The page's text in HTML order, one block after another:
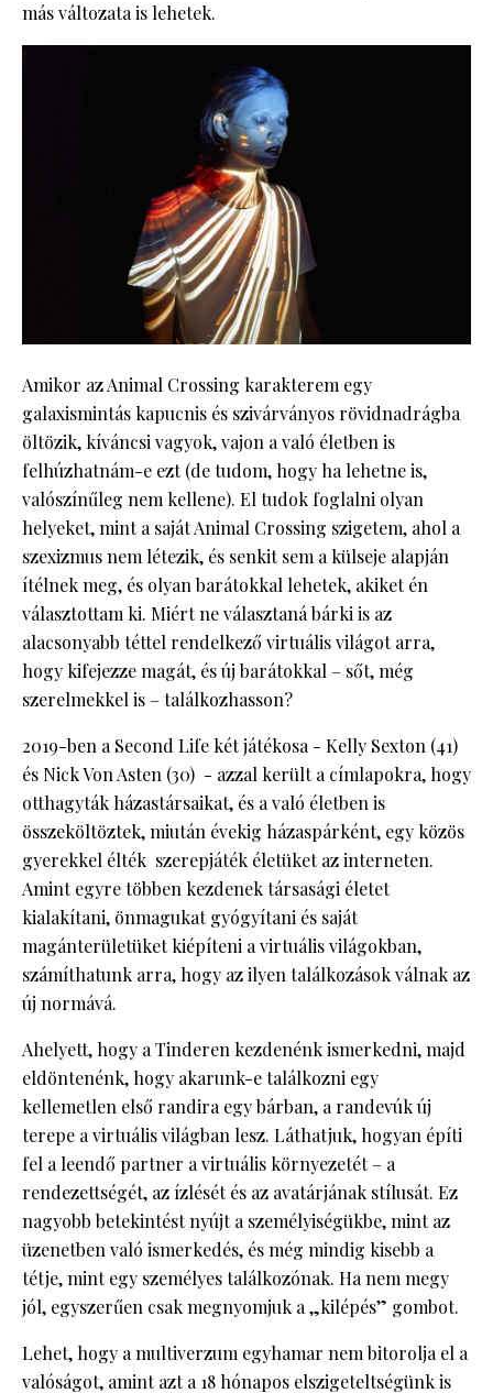
más változata is lehetek.
Amikor az Animal Crossing karakterem egy
galaxismintás kapucnis és szivárványos rövidnadrágba
öltözik, kíváncsi vagyok, vajon a való életben is
felhúzhatnám-e ezt (de tudom, hogy ha lehetne is,
valószínűleg nem kellene). El tudok foglalni olyan
helyeket, mint a saját Animal Crossing szigetem, ahol a
szexizmus nem létezik, és senkit sem a külseje alapján
ítélnek meg, és olyan barátokkal lehetek, akiket én
választottam ki. Miért ne választaná bárki is az
alacsonyabb téttel rendelkező virtuális világot arra,
hogy kifejezze magát, és új barátokkal – sőt, még
szerelmekkel is – találkozhasson?
2019-ben a Second Life két játékosa - Kelly Sexton (41)
és Nick Von Asten (30) - azzal került a címlapokra, hogy
otthagyták házastársaikat, és a való életben is
összeköltöztek, miután évekig házaspárként, egy közös
gyerekkel élték szerepjáték életüket az interneten.
Amint egyre többen kezdenek társasági életet
kialakítani, önmagukat gyógyítani és saját
magánterületüket kiépíteni a virtuális világokban,
számíthatunk arra, hogy az ilyen találkozások válnak az
új normává.
Ahelyett, hogy a Tinderen kezdenénk ismerkedni, majd
eldöntenénk, hogy akarunk-e találkozni egy
kellemetlen első randira egy bárban, a randevúk új
terepe a virtuális világban lesz. Láthatjuk, hogyan építi
fel a leendő partner a virtuális környezetét – a
rendezettségét, az ízlését és az avatárjának stílusát. Ez
nagyobb betekintést nyújt a személyiségükbe, mint az
üzenetben való ismerkedés, és még mindig kisebb a
tétje, mint egy személyes találkozónak. Ha nem megy
jól, egyszerűen csak megnyomjuk a „kilépés” gombot.
Lehet, hogy a multiverzum egyhamar nem bitorolja el a
valóságot, amint azt a 18 hónapos elszigeteltségünk is